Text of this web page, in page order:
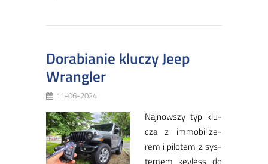
Dorabianie kluczy Jeep
Wrangler
11-06-2024
Naj­now­szy typ klu­
cza z im­mo­bi­li­ze­
rem i pi­lo­tem z sys­
te­mem key­less do